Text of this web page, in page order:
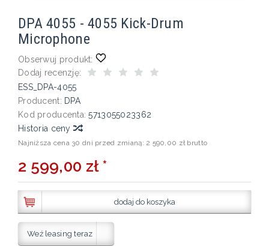
DPA 4055 - 4055 Kick-Drum
Microphone
Obserwuj produkt:
Dodaj recenzję:
ESS_DPA-4055
Producent: DPA
Kod producenta: 5713055023362
Historia ceny
Najniższa cena 30 dni przed zmianą: 2 590,00 zł brutto
2 599,00 zł *
dodaj do koszyka
Weź leasing teraz